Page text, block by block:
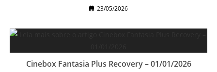
23/05/2026
Cinebox Fantasia Plus Recovery – 01/01/2026